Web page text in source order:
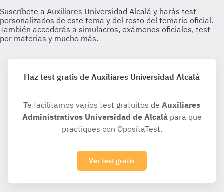
Haz test gratis de Auxiliares Universidad Alcalá
Te facilitamos varios test gratuitos de Auxiliares
Administrativos Universidad de Alcalápara que
practiques con OpositaTest.
Ver test gratis